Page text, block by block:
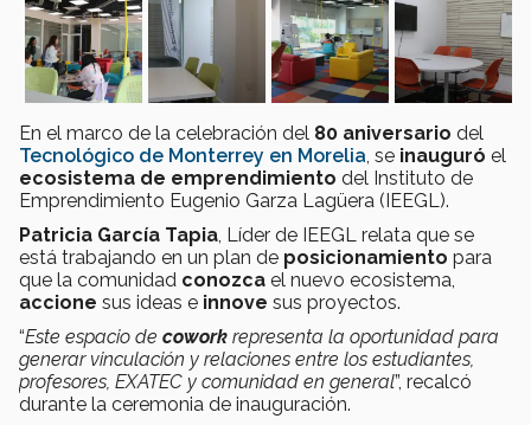
En el marco de la celebración del 80 aniversario del
Tecnológico de Monterrey en Morelia , se inauguró el
ecosistema de emprendimiento del Instituto de
Emprendimiento Eugenio Garza Lagüera (IEEGL).
Patricia García Tapia , Líder de IEEGL relata que se
está trabajando en un plan de posicionamiento para
que la comunidad conozca el nuevo ecosistema,
accione sus ideas e innove sus proyectos.
“Este espacio de cowork representa la oportunidad para
generar vinculación y relaciones entre los estudiantes,
profesores, EXATEC y comunidad en general”, recalcó
durante la ceremonia de inauguración.